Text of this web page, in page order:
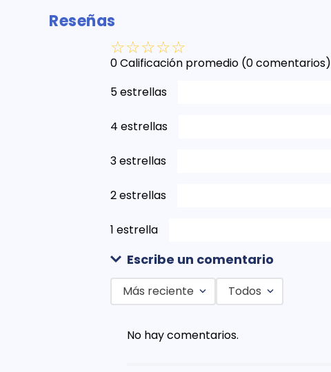
Reseñas
☆☆☆☆☆
0 Calificación promedio (0 comentarios)
5 estrellas
4 estrellas
3 estrellas
2 estrellas
1 estrella
Escribe un comentario
Título
Más reciente Todos
No hay comentarios.